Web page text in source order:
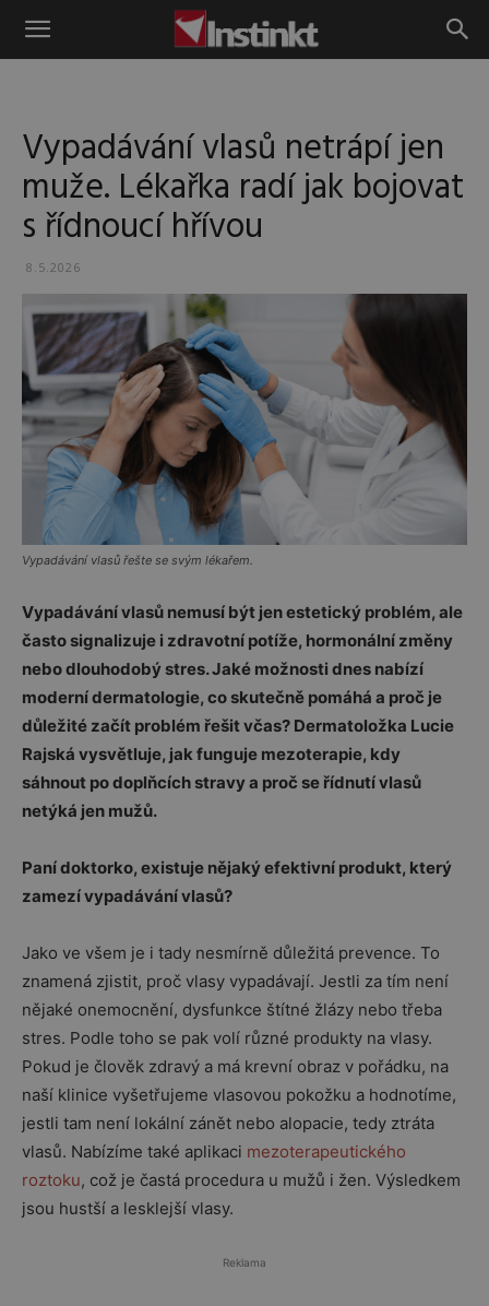
Instinkt
Vypadávání vlasů netrápí jen
muže. Lékařka radí jak bojovat
s řídnoucí hřívou
8.5.2026
Vypadávání vlasů řešte se svým lékařem.
Vypadávání vlasů nemusí být jen estetický problém, ale
často signalizuje i zdravotní potíže, hormonální změny
nebo dlouhodobý stres. Jaké možnosti dnes nabízí
moderní dermatologie, co skutečně pomáhá a proč je
důležité začít problém řešit včas? Dermatoložka Lucie
Rajská vysvětluje, jak funguje mezoterapie, kdy
sáhnout po doplňcích stravy a proč se řídnutí vlasů
netýká jen mužů.
Paní doktorko, existuje nějaký efektivní produkt, který
zamezí vypadávání vlasů?
Jako ve všem je i tady nesmírně důležitá prevence. To
znamená zjistit, proč vlasy vypadávají. Jestli za tím není
nějaké onemocnění, dysfunkce štítné žlázy nebo třeba
stres. Podle toho se pak volí různé produkty na vlasy.
Pokud je člověk zdravý a má krevní obraz v pořádku, na
naší klinice vyšetřujeme vlasovou pokožku a hodnotíme,
jestli tam není lokální zánět nebo alopacie, tedy ztráta
vlasů. Nabízíme také aplikaci mezoterapeutického
roztoku, což je častá procedura u mužů i žen. Výsledkem
jsou hustší a lesklejší vlasy.
Reklama